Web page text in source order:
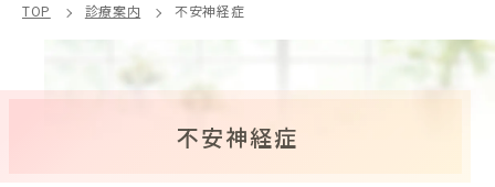
TOP 診療案内 不安神経症
不安神経症